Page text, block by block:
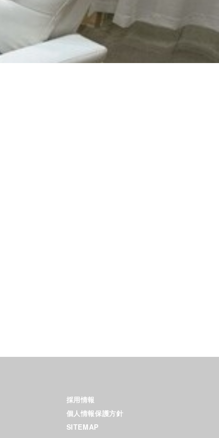
採用情報
個人情報保護方針
SITEMAP